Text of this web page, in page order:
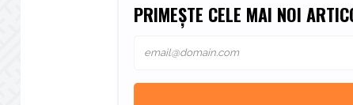
PRIMEȘTE CELE MAI NOI